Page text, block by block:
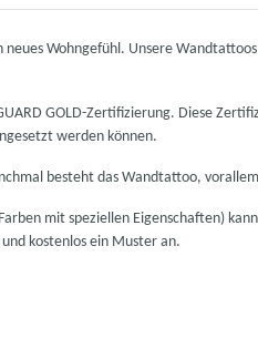
Wohngefühl. Unsere
GOLD-Zertifizierung. Diese
werden können.
besteht das Wandtattoo,
mit speziellen Eigenschaften)
kostenlos ein Muster an.